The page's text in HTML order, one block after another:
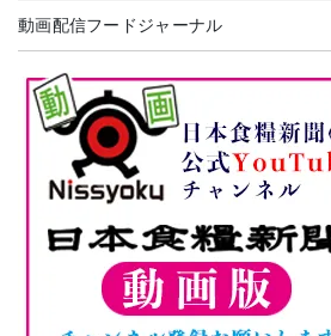
動画配信フードジャーナル